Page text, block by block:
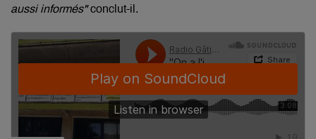
aussi informés"conclut-il.